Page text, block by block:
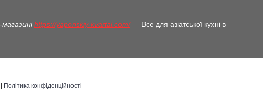
https://yaponskiy-kvartal.com/— Все для азіатської кухні в
Політика конфіденційності